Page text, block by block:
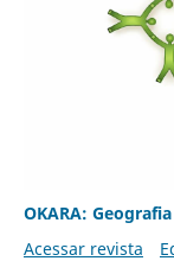
OKARA:
Acessar revista